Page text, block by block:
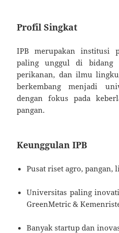
Profil Singkat
IPB merupakan institusi
paling unggul di bidang
perikanan, dan ilmu
berkembang menjadi
dengan fokus pada
pangan.
Keunggulan IPB
Pusat riset agro, pangan,
Universitas paling
GreenMetric &
Banyak startup dan